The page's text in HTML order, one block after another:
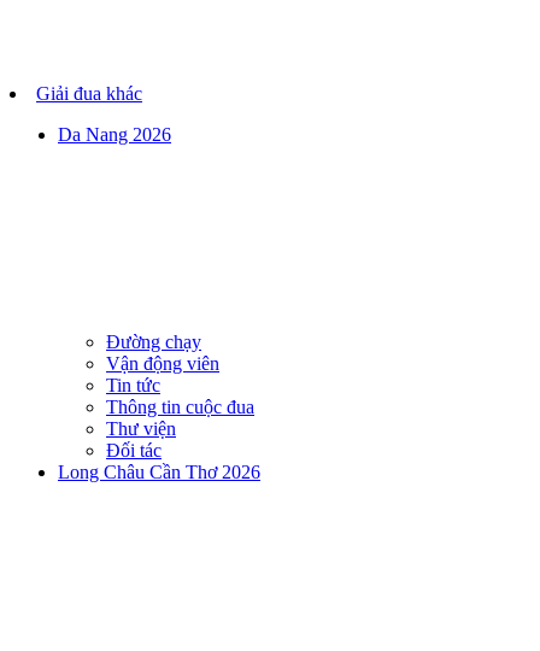
Giải đua khác
Da Nang 2026
Đường chạy
Vận động viên
Tin tức
Thông tin cuộc đua
Thư viện
Đối tác
Long Châu Cần Thơ 2026